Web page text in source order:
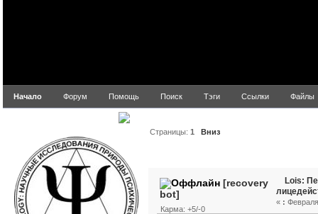
Начало Форум Помощь Поиск Тэги Ссылки Файлы
Страницы:1 Вниз
[recovery
bot]
Карма: +5/-0
Lois:
« :